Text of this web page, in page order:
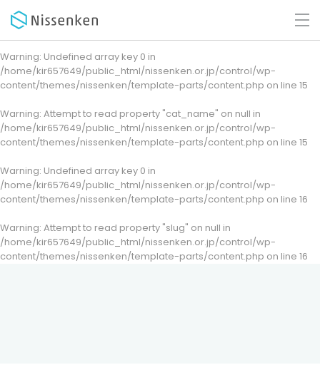
Warning: Undefined array key 0 in
/home/kir657649/public_html/nissenken.or.jp/control/wp-
content/themes/nissenken/template-parts/content.php on line 15
Warning: Attempt to read property "cat_name" on null in
/home/kir657649/public_html/nissenken.or.jp/control/wp-
content/themes/nissenken/template-parts/content.php on line 15
Warning: Undefined array key 0 in
/home/kir657649/public_html/nissenken.or.jp/control/wp-
content/themes/nissenken/template-parts/content.php on line 16
Warning: Attempt to read property "slug" on null in
/home/kir657649/public_html/nissenken.or.jp/control/wp-
content/themes/nissenken/template-parts/content.php on line 16